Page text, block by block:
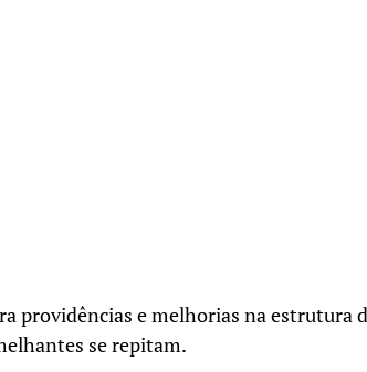
providências e melhorias na estrutura
se repitam.